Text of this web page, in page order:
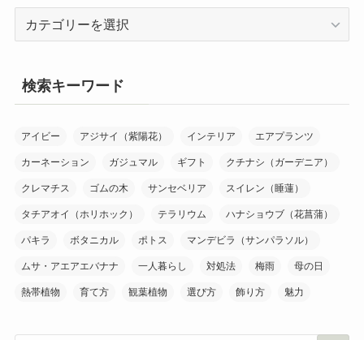
リ
ー
検索キーワード
アイビー アジサイ（紫陽花） インテリア エアプランツ
カーネーション ガジュマル ギフト クチナシ（ガーデニア）
クレマチス ゴムの木 サンセベリア スイレン（睡蓮）
タチアオイ（ホリホック） テラリウム ハナショウブ（花菖蒲）
パキラ ボタニカル ポトス マンデビラ（サンパラソル）
ムサ・アエアエバナナ 一人暮らし 対処法 梅雨 母の日
熱帯植物 育て方 観葉植物 選び方 飾り方 魅力